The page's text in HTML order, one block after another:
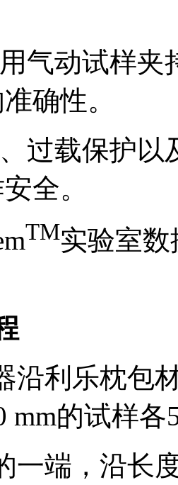
气动试样夹
确性。
过载保护以
全。
TM实验室
沿利乐枕包
mm的试样各
一端，沿长